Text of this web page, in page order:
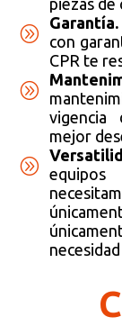
A
Garantía.
con
CPR te
A
vigencia
mejor
A